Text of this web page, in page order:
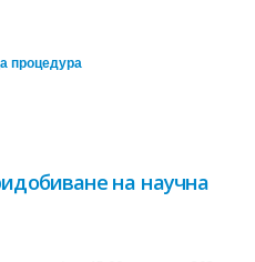
процедура
на научна